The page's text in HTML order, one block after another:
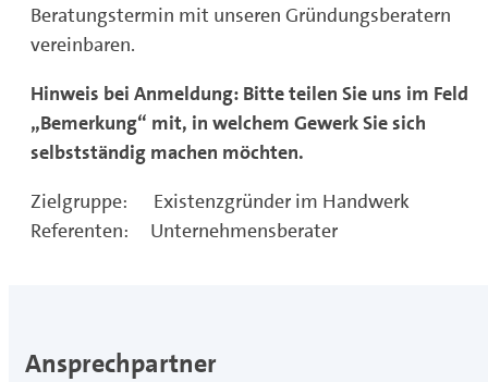
Beratungstermin mit unseren Gründungsberatern
vereinbaren.
Hinweis bei Anmeldung: Bitte teilen Sie uns im Feld
„Bemerkung“ mit, in welchem Gewerk Sie sich
selbstständig machen möchten.
Zielgruppe: Existenzgründer im Handwerk
Referenten: Unternehmensberater
Ansprechpartner